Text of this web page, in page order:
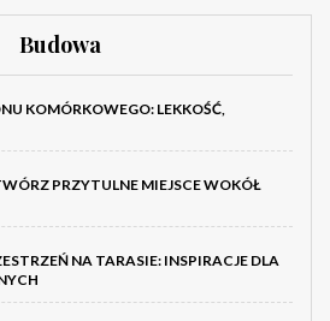
Budowa
KOMÓRKOWEGO: LEKKOŚĆ,
PRZYTULNE MIEJSCE WOKÓŁ
NA TARASIE: INSPIRACJE DLA